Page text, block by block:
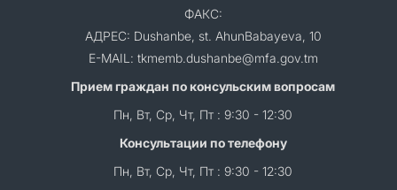
ФАКС:
АДРЕС: Dushanbe, st. AhunBabayeva, 10
E-MAIL: tkmemb.dushanbe@mfa.gov.tm
Прием граждан по консульским вопросам
Пн, Вт, Ср, Чт, Пт : 9:30 - 12:30
Консультации по телефону
Пн, Вт, Ср, Чт, Пт : 9:30 - 12:30